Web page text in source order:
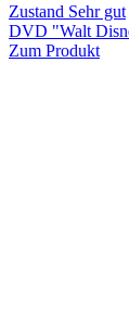
Zustand Sehr gut
DVD "Walt
Zum Produkt